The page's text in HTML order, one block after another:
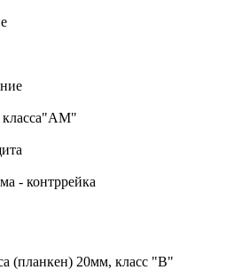
класса"АМ"
- контррейка
(планкен) 20мм, класс "В"